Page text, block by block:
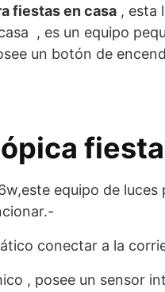
fiestas en casa , esta
, es un equipo
un botón de
equipo de
conectar a la
, posee un sensor